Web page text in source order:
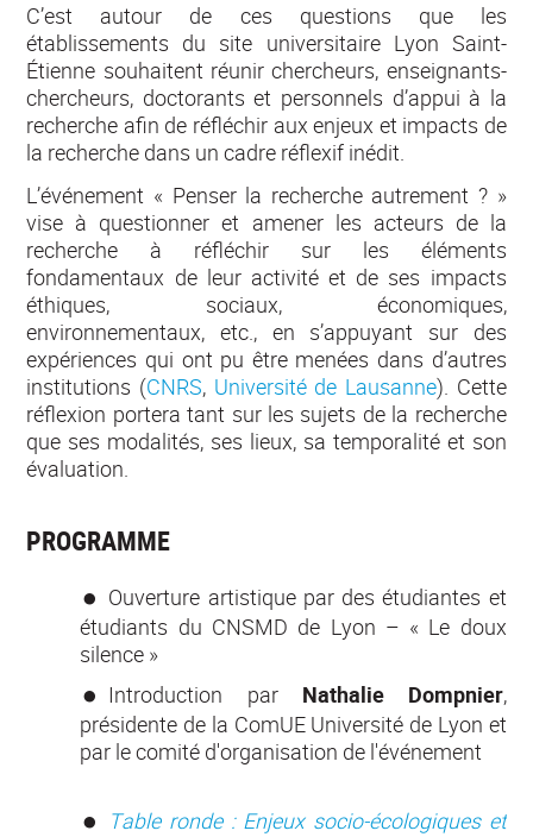
C’est autour de ces questions que les
établissements du site universitaire Lyon Saint-
Étienne souhaitent réunir chercheurs, enseignants-
chercheurs, doctorants et personnels d’appui à la
recherche afin de réfléchir aux enjeux et impacts de
la recherche dans un cadre réflexif inédit.
L’événement « Penser la recherche autrement ? »
vise à questionner et amener les acteurs de la
recherche à réfléchir sur les éléments
fondamentaux de leur activité et de ses impacts
éthiques, sociaux, économiques,
environnementaux, etc., en s’appuyant sur des
expériences qui ont pu être menées dans d’autres
institutions (CNRS, Université de Lausanne). Cette
réflexion portera tant sur les sujets de la recherche
que ses modalités, ses lieux, sa temporalité et son
évaluation.
PROGRAMME
Ouverture artistique par des étudiantes et
étudiants du CNSMD de Lyon – « Le doux
silence »
Introduction par Nathalie Dompnier,
présidente de la ComUE Université de Lyon et
par le comité d'organisation de l'événement
Table ronde : Enjeux socio-écologiques et